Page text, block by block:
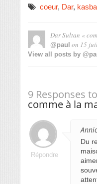
coeur, Dar,
Dar Sultan «
@paul on 15
View all posts by
9 Responses
comme à la
Du
Répondre